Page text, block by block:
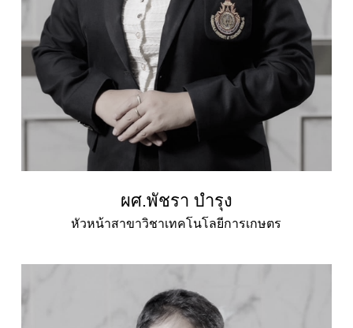
ผศ.พัชรา บำรุง
หัวหน้าสาขาวิชาเทคโนโลยีการเกษตร